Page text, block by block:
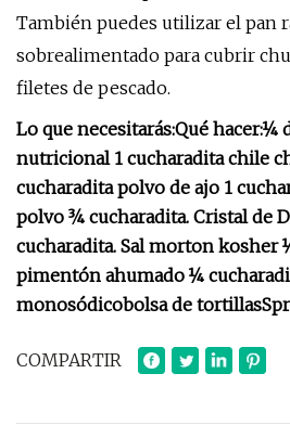
También puedes utilizar el pan
sobrealimentado para cubrir
filetes de pescado.
Lo que necesitarás:Qué hacer:¼
nutricional1 cucharadita chile
cucharadita polvo de ajo 1
polvo ¾ cucharadita. Cristal de
cucharadita. Sal morton kosher
pimentón ahumado ¼
monosódicobolsa de tortillas
COMPARTIR